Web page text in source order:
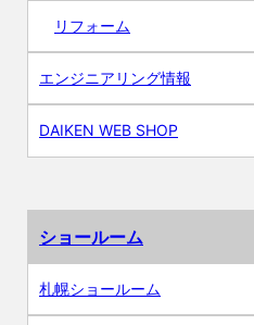
リフォーム
エンジニアリング情報
DAIKEN WEB SHOP
ショールーム
札幌ショールーム